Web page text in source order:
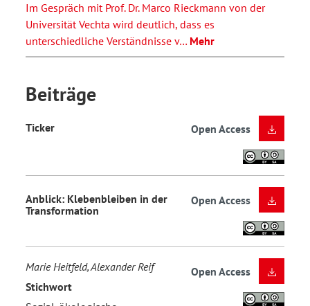
Im Gespräch mit Prof. Dr. Marco Rieckmann von der
Universität Vechta wird deutlich, dass es
unterschiedliche Verständnisse v… Mehr
Beiträge
Ticker Open Access
Anblick: Klebenbleiben in der
Transformation
Open Access
Marie Heitfeld, Alexander Reif
Stichwort
Open Access